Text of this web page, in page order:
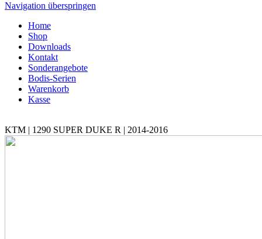
Navigation überspringen
Home
Shop
Downloads
Kontakt
Sonderangebote
Bodis-Serien
Warenkorb
Kasse
KTM | 1290 SUPER DUKE R | 2014-2016